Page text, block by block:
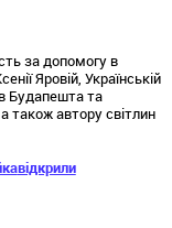
за допомогу в
Яровій, Українській
Будапешта та
а також автору світлин
відкрили